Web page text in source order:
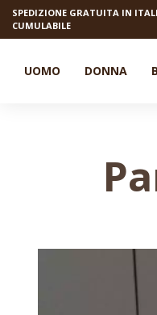
SPEDIZIONE GRATUITA IN
CUMULABILE
UOMO DONNA